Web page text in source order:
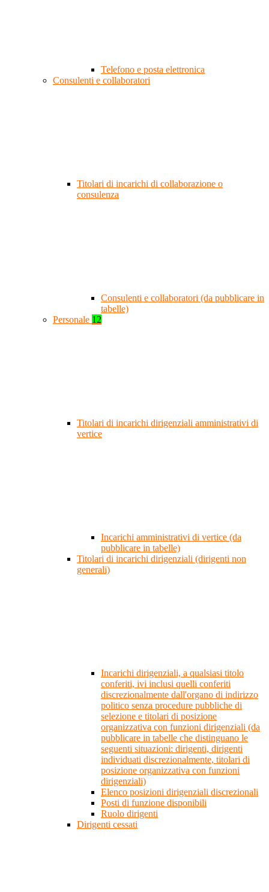
Telefono e posta elettronica
Consulenti e collaboratori
Titolari di incarichi di collaborazione o
consulenza
Consulenti e collaboratori (da pubblicare in
tabelle)
Personale 12
Titolari di incarichi dirigenziali amministrativi di
vertice
Incarichi amministrativi di vertice (da
pubblicare in tabelle)
Titolari di incarichi dirigenziali (dirigenti non
generali)
Incarichi dirigenziali, a qualsiasi titolo
conferiti, ivi inclusi quelli conferiti
discrezionalmente dall'organo di indirizzo
politico senza procedure pubbliche di
selezione e titolari di posizione
organizzativa con funzioni dirigenziali (da
pubblicare in tabelle che distinguano le
seguenti situazioni: dirigenti, dirigenti
individuati discrezionalmente, titolari di
posizione organizzativa con funzioni
dirigenziali)
Elenco posizioni dirigenziali discrezionali
Posti di funzione disponibili
Ruolo dirigenti
Dirigenti cessati